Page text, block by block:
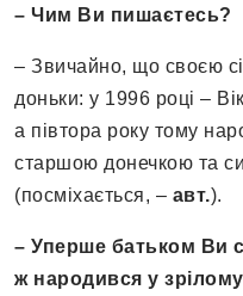
– Чим Ви пишаєтесь?
– Звичайно, що своєю
доньки: у 1996 році –
а півтора року тому
старшою донечкою та
(посміхається, – авт.).
– Уперше батьком Ви
ж народився у